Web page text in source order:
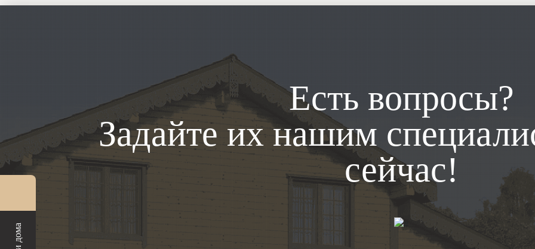
Есть вопросы?
Задайте их нашим
сейчас!